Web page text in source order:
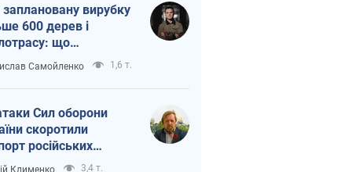
вирубку
600 дерев і
що
на Теремках
Самойленко 1,6 т.
Сил оборони
скоротили
російських
Клименко 3,4 т.